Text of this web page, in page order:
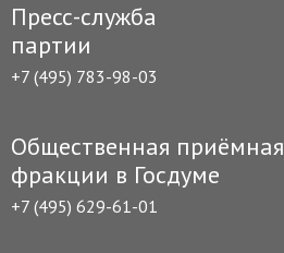
Пресс-служба
партии
+7 (495) 783-98-03
Общественная приёмная
фракции в Госдуме
+7 (495) 629-61-01